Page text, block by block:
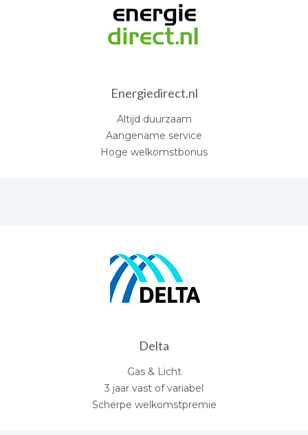
Energiedirect.nl
Altijd duurzaam
Aangename service
Hoge welkomstbonus
Delta
Gas & Licht
3 jaar vast of variabel
Scherpe welkomstpremie